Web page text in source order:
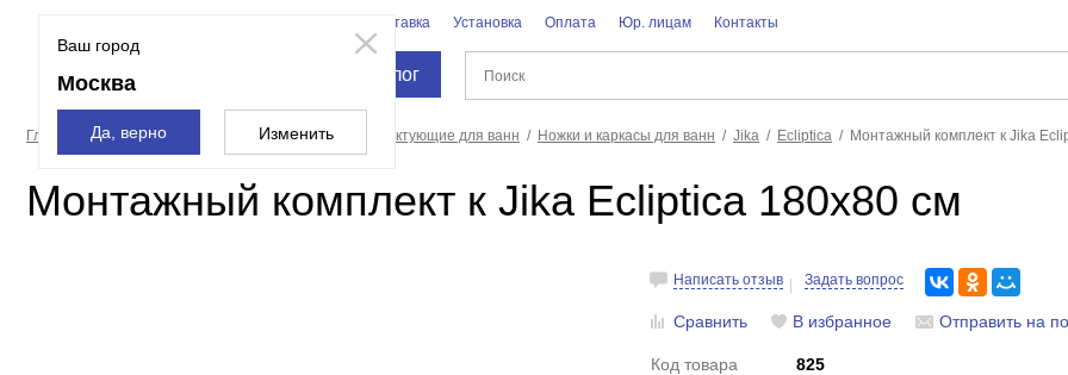
Ваш город
Москва
Да, верно Изменить
Доставка Установка Оплата Юр. лицам Контакты
Каталог
Главная страница Оборудование и комплектующие для ванн Ножки и каркасы для ванн Jika Ecliptica Монтажный комплект к Jika
Монтажный комплект к Jika Ecliptica 180x80 см
Написать отзыв Задать вопрос
Сравнить В избранное Отправить на
Код товара
825